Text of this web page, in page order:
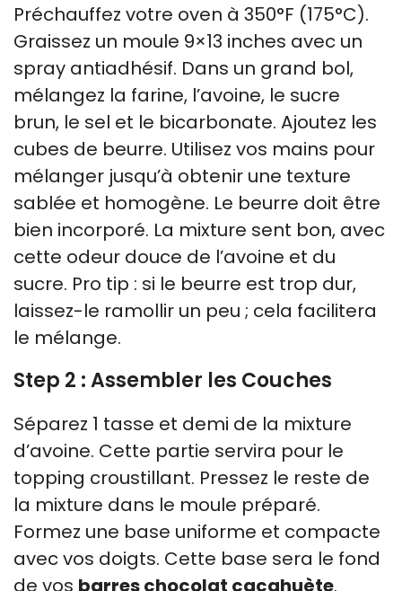
Préchauffez votre oven à 350°F (175°C).
Graissez un moule 9×13 inches avec un
spray antiadhésif. Dans un grand bol,
mélangez la farine, l’avoine, le sucre
brun, le sel et le bicarbonate. Ajoutez les
cubes de beurre. Utilisez vos mains pour
mélanger jusqu’à obtenir une texture
sablée et homogène. Le beurre doit être
bien incorporé. La mixture sent bon, avec
cette odeur douce de l’avoine et du
sucre. Pro tip : si le beurre est trop dur,
laissez-le ramollir un peu ; cela facilitera
le mélange.
Step 2 : Assembler les Couches
Séparez 1 tasse et demi de la mixture
d’avoine. Cette partie servira pour le
topping croustillant. Pressez le reste de
la mixture dans le moule préparé.
Formez une base uniforme et compacte
avec vos doigts. Cette base sera le fond
de vos barres chocolat cacahuète.